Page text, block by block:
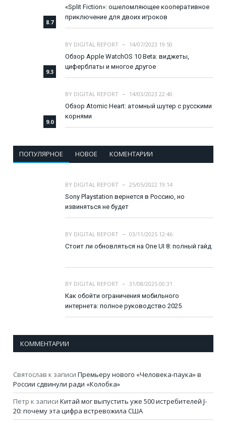
8.7
«Split Fiction»: ошеломляющее кооперативное
приключение для двоих игроков
9.3
BY DIGITAL REPORT
14/07/2023 19:50
Обзор Apple WatchOS 10 Beta: виджеты,
циферблаты и многое другое
9.0
BY DIGITAL REPORT
14/03/2023 22:40
Обзор Atomic Heart: атомный шутер с русскими
корнями
ПОПУЛЯРНОЕ НОВОЕ КОМЕНТАРИИ
BY DIGITAL REPORT
25/05/2022 19:14
Sony Playstation вернется в Россию, но
извиняться не будет
BY DIGITAL REPORT
03/11/2025 12:46
Стоит ли обновляться на One UI 8: полный гайд
BY DIGITAL REPORT
31/08/2025 00:31
Как обойти ограничения мобильного
интернета: полное руководство 2025
КОММЕНТАРИИ
Святослав к записи Премьеру нового «Человека-паука» в
России сдвинули ради «Колобка»
Петр к записи Китай мог выпустить уже 500 истребителей J-
20: почему эта цифра встревожила США